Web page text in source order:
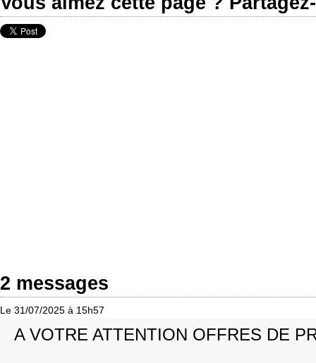
2 messages
Le 31/07/2025 à 15h57
A VOTRE ATTENTION OFFRES DE